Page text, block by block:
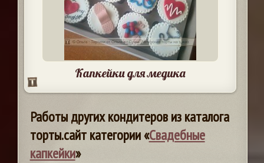
Капкейки для медика
Работы других кондитеров из каталога
торты.сайт категории «Свадебные
капкейки»